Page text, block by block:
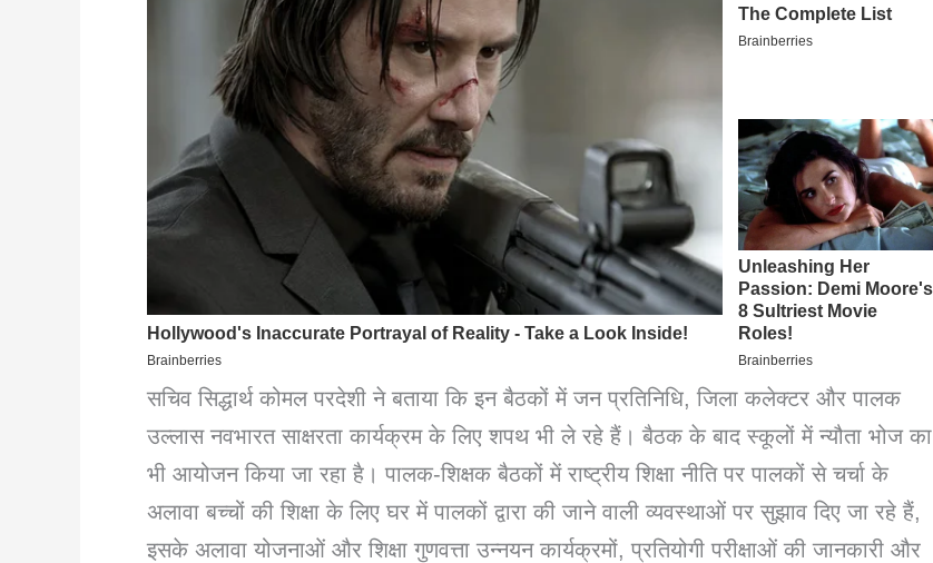
सचिव सिद्धार्थ कोमल परदेशी ने बताया कि इन बैठकों में जन प्रतिनिधि, जिला कलेक्टर और पालक
उल्लास नवभारत साक्षरता कार्यक्रम के लिए शपथ भी ले रहे हैं। बैठक के बाद स्कूलों में न्यौता भोज का
भी आयोजन किया जा रहा है। पालक-शिक्षक बैठकों में राष्ट्रीय शिक्षा नीति पर पालकों से चर्चा के
अलावा बच्चों की शिक्षा के लिए घर में पालकों द्वारा की जाने वाली व्यवस्थाओं पर सुझाव दिए जा रहे हैं,
इसके अलावा योजनाओं और शिक्षा गुणवत्ता उन्नयन कार्यक्रमों, प्रतियोगी परीक्षाओं की जानकारी और